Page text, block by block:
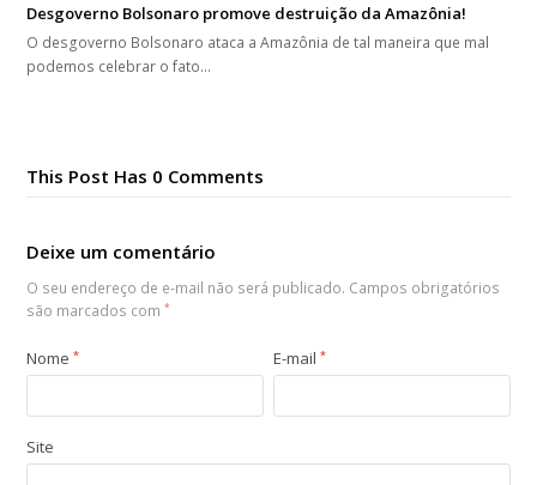
Desgoverno Bolsonaro promove destruição da Amazônia!
O desgoverno Bolsonaro ataca a Amazônia de tal maneira que mal
podemos celebrar o fato…
This Post Has 0 Comments
Deixe um comentário
O seu endereço de e-mail não será publicado. Campos obrigatórios
são marcados com*
Nome* E-mail*
Site